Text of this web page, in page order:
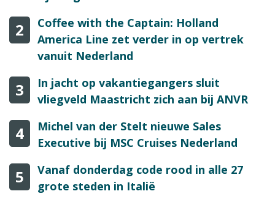
2
Coffee with the Captain: Holland
America Line zet verder in op vertrek
vanuit Nederland
3
In jacht op vakantiegangers sluit
vliegveld Maastricht zich aan bij ANVR
4
Michel van der Stelt nieuwe Sales
Executive bij MSC Cruises Nederland
5
Vanaf donderdag code rood in alle 27
grote steden in Italië